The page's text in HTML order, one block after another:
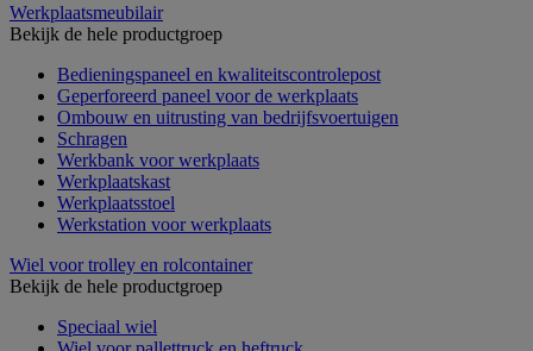
Werkplaatsmeubilair
Bekijk de hele productgroep
Bedieningspaneel en kwaliteitscontrolepost
Geperforeerd paneel voor de werkplaats
Ombouw en uitrusting van bedrijfsvoertuigen
Schragen
Werkbank voor werkplaats
Werkplaatskast
Werkplaatsstoel
Werkstation voor werkplaats
Wiel voor trolley en rolcontainer
Bekijk de hele productgroep
Speciaal wiel